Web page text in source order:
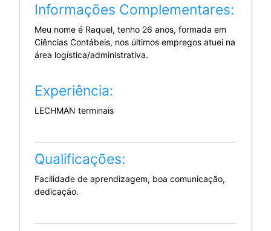
Informações Complementares:
Meu nome é Raquel, tenho 26 anos, formada em
Ciências Contábeis, nos últimos empregos atuei na
área logística/administrativa.
Experiência:
LECHMAN terminais
Qualificações:
Facilidade de aprendizagem, boa comunicação,
dedicação.